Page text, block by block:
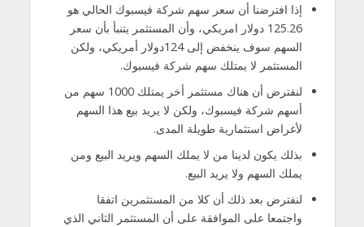
إذا افترضنا أن سعر سهم شركة فيسبوك الحالي هو
125.26 دولار امريكي، وأن المستثمر يتنبأ بأن سعر
السهم سوف ينخفض إلى 124دولار أمريكي، ولكن
المستثمر لا يمتلك سهم شركة فيسبوك.
لنفترض أن هناك مستثمر أخر يمتلك 1000 سهم من
أسهم شركة فيسبوك، ولكن لا يريد بيع هذا السهم
لأغراض استثمارية طويلة المدى.
بذلك يكون لدينا من لا يملك السهم ويريد البيع ومن
يملك السهم ولا يريد البيع.
لنفترض بعد ذلك أن كلا من المستثمرين اتفقا
واجتمعا على الموافقة على أن المستثمر الثاني الذي